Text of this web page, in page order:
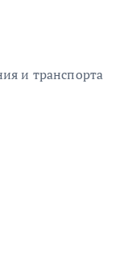
и транспорта